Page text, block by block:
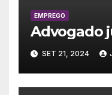
EMPREGO
Advogado
SET 21, 2024